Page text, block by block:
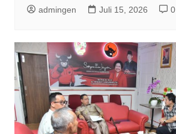
admingen Juli 15, 2026 0